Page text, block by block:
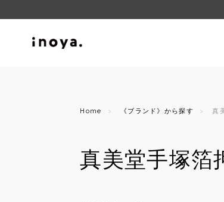
Home 《ブランド》から探す 真
真美堂手塚箔